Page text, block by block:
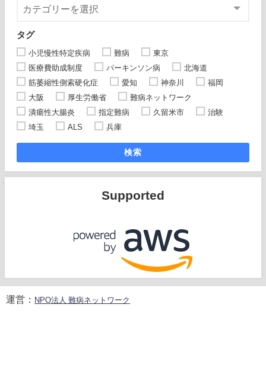
タグ
小児慢性特定疾病 難病
東京
医療費助成制度
パーキンソン病
北海道
筋萎縮性側索硬化症
愛知 神奈川
福岡
大阪
厚生労働省
難病ネットワーク
潰瘍性大腸炎
指定難病 久留米市
治験
埼玉
ALS 兵庫
検索
Supported
運営： NPO法人 難病ネットワーク